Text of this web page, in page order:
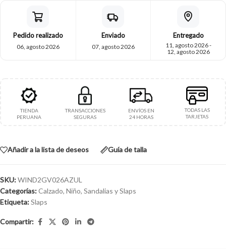
Pedido realizado
06, agosto 2026
Enviado
07, agosto 2026
Entregado
11, agosto 2026 -
12, agosto 2026
TIENDA
PERUANA
TRANSACCIONES
SEGURAS
ENVÍOS EN
24 HORAS
TODAS LAS
TARJETAS
Añadir a la lista de deseos Guía de talla
SKU:WIND2GV026AZUL
Categorías:Calzado, Niño, Sandalias y Slaps
Etiqueta:Slaps
Compartir: